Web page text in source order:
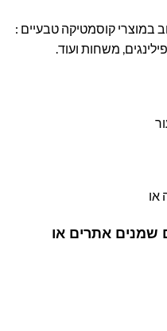
במוצרי קוסמטיקה טבעיים :
משחות ועוד.
או
שמנים אתרים או